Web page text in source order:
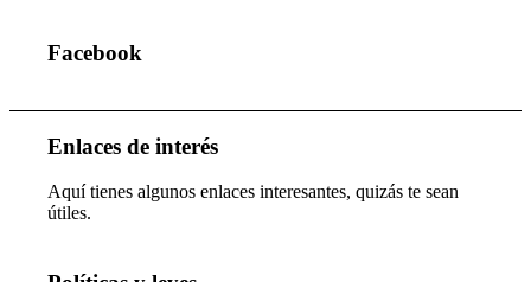
Facebook
Enlaces de interés
Aquí tienes algunos enlaces interesantes, quizás te sean
útiles.